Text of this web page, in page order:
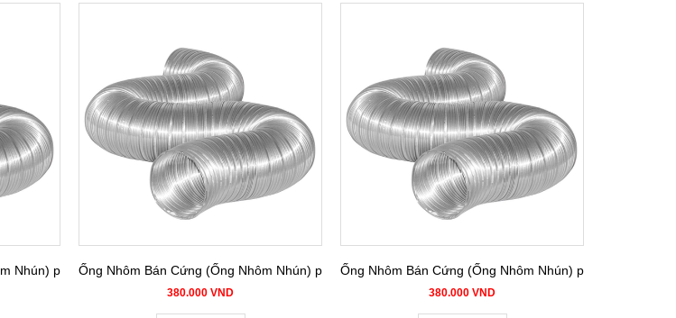
Nhún) phi 125Ống Nhôm Bán Cứng (Ống Nhôm Nhún) phi 150
380.000 VND
Ống Nhôm Bán Cứng (Ống Nhôm Nhún) phi 200
380.000 VND